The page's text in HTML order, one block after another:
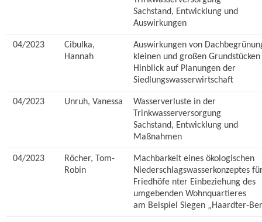
Sachstand, Entwicklung und
Auswirkungen
04/2023
Cibulka,
Hannah
Auswirkungen von
kleinen und großen
Hinblick auf Planungen der
Siedlungswasserwirtschaft
04/2023 Unruh, Vanessa
Wasserverluste in der
Trinkwasserversorgung
Sachstand, Entwicklung und
Maßnahmen
04/2023
Röcher, Tom-
Robin
Machbarkeit eines ökologischen
Niederschlagswasserkonzeptes
Friedhöfe nter Einbeziehung des
umgebenden Wohnquartieres
am Beispiel Siegen „Haardter-